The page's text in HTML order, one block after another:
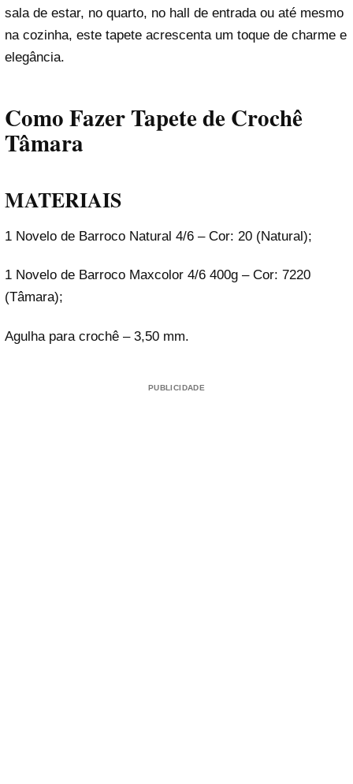
sala de estar, no quarto, no hall de entrada ou até mesmo
na cozinha, este tapete acrescenta um toque de charme e
elegância.
Como Fazer Tapete de Crochê
Tâmara
MATERIAIS
1 Novelo de Barroco Natural 4/6 – Cor: 20 (Natural);
1 Novelo de Barroco Maxcolor 4/6 400g – Cor: 7220
(Tâmara);
Agulha para crochê – 3,50 mm.
PUBLICIDADE